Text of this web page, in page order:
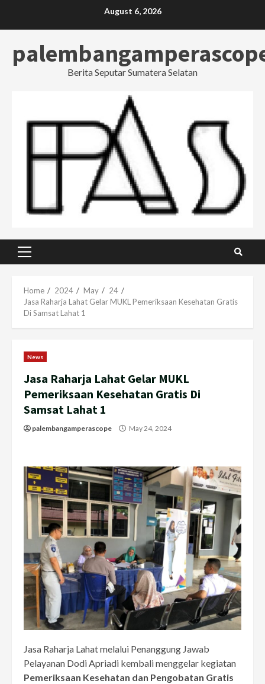
August 6, 2026
Berita Seputar Sumatera Selatan
Primary
Home 2024 May
24
Jasa Raharja Lahat Gelar MUKL Pemeriksaan Kesehatan Gratis
Di Samsat Lahat 1
News
Jasa Raharja Lahat Gelar MUKL
Pemeriksaan Kesehatan Gratis Di
Samsat Lahat 1
palembangamperascope May 24, 2024
Jasa Raharja Lahat melalui Penanggung Jawab
Pelayanan Dodi Apriadi kembali menggelar kegiatan
Pemeriksaan Kesehatan dan Pengobatan Gratis